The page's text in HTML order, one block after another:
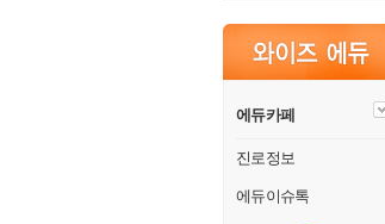
에듀카페
진로정보
에듀이슈톡